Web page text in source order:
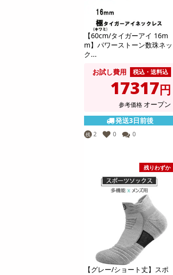
【60cm/タイガーアイ 16m
m】パワーストーン数珠ネッ
ク...
お試し費用
税込・送料込
17317円
参考価格 オープン
発送3日前後
残 2 0 0
残りわずか
【グレー/ショート丈】スポ